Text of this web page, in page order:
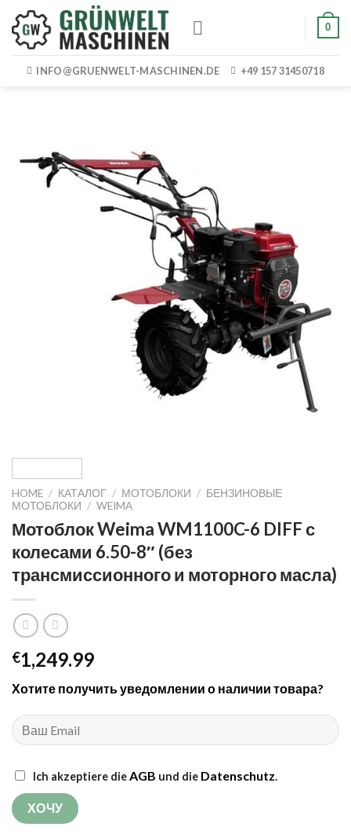
content
0
INFO@GRUENWELT-MASCHINEN.DE +49 157 31450718
HOME / КАТАЛОГ / МОТОБЛОКИ / БЕНЗИНОВЫЕ
МОТОБЛОКИ / WEIMA
Мотоблок Weima WM1100C-6 DIFF с
колесами 6.50-8″ (без
трансмиссионного и моторного масла)
€1,249.99
Хотите получить уведомлении о наличии товара?
Ich akzeptiere die AGB und die Datenschutz.